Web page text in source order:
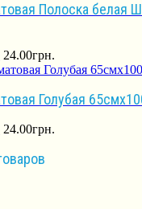
Полоска белая
24.00грн.
Голубая
24.00грн.